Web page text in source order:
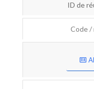
ID de
Code /